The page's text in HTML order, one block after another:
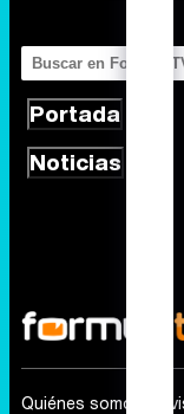
Portada
Noticias
Quiénes somos